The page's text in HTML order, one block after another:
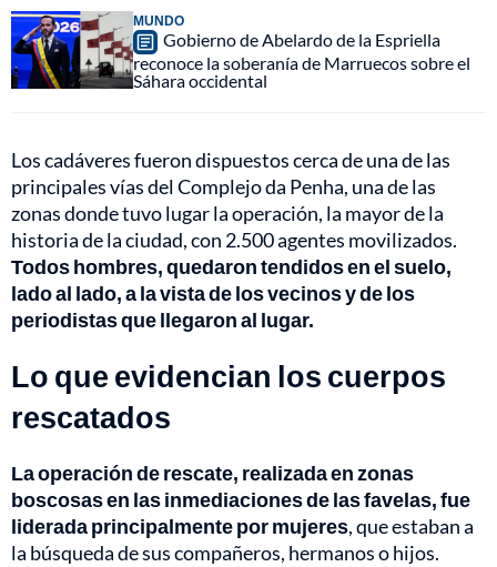
MUNDO
Gobierno de Abelardo de la Espriella
reconoce la soberanía de Marruecos sobre el
Sáhara occidental
Los cadáveres fueron dispuestos cerca de una de las
principales vías del Complejo da Penha, una de las
zonas donde tuvo lugar la operación, la mayor de la
historia de la ciudad, con 2.500 agentes movilizados.
Todos hombres, quedaron tendidos en el suelo,
lado al lado, a la vista de los vecinos y de los
periodistas que llegaron al lugar.
Lo que evidencian los cuerpos
rescatados
La operación de rescate, realizada en zonas
boscosas en las inmediaciones de las favelas, fue
liderada principalmente por mujeres, que estaban a
la búsqueda de sus compañeros, hermanos o hijos.